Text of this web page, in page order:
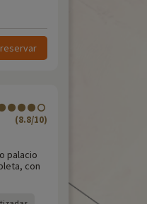
(8.8/10)
palacio
con